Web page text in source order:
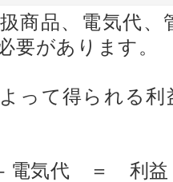
商品、電気代
要があります。
って得られる
気代 ＝ 利益